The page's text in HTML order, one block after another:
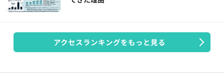
アクセスランキングをもっと見る